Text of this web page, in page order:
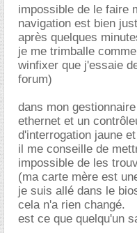
impossible de le faire
navigation est bien
après quelques
je me trimballe
winfixer que j'essaie
forum)
dans mon
ethernet et un
d'interrogation jaune
il me conseille de
impossible de les
(ma carte mère est
je suis allé dans le
cela n'a rien changé.
est ce que quelqu'un